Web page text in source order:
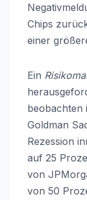
Chips
einer
Ein
beobachten
Goldman
Rezession
auf 25
von
von 50